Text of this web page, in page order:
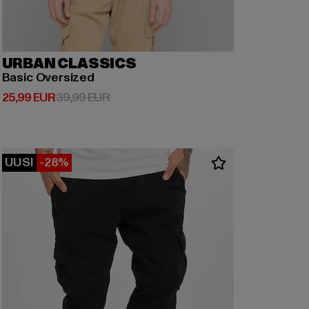
URBAN CLASSICS
Basic Oversized
25,99 EUR
Ajankohtainen hinta: 25,99 EUR
39,99 EURKampanjahinta: 39,99 EUR
UUSI -28%